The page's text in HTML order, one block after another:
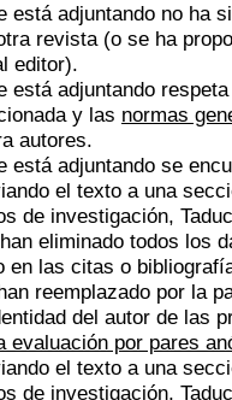
está adjuntando no ha
revista (o se ha
editor).
está adjuntando
y las normas
autores.
está adjuntando se
el texto a una
de investigación,
eliminado todos los
en las citas o
reemplazado por la
del autor de las
evaluación por pares
el texto a una
de investigación,